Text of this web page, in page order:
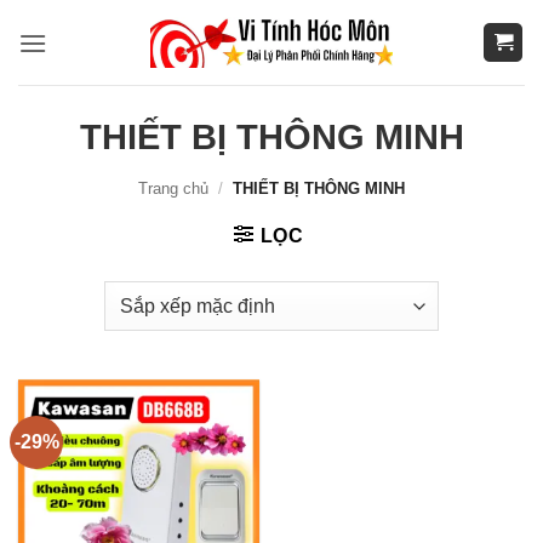
qua
THIẾT BỊ THÔNG MINH
Trang chủ / THIẾT BỊ THÔNG MINH
LỌC
-29%